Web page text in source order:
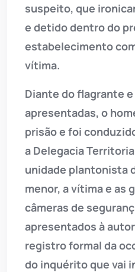
suspeito, que
e detido dentro do
estabelecimento
vítima.
Diante do flagrante e
apresentadas, o
prisão e foi
a Delegacia
unidade plantonista
menor, a vítima e as
câmeras de
apresentados à
registro formal da
do inquérito que vai